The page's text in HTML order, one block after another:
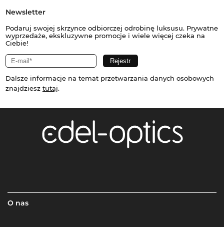
Newsletter
Podaruj swojej skrzynce odbiorczej odrobinę luksusu. Prywatne
wyprzedaże, ekskluzywne promocje i wiele więcej czeka na
Ciebie!
Dalsze informacje na temat przetwarzania danych osobowych
znajdziesz tutaj.
O nas